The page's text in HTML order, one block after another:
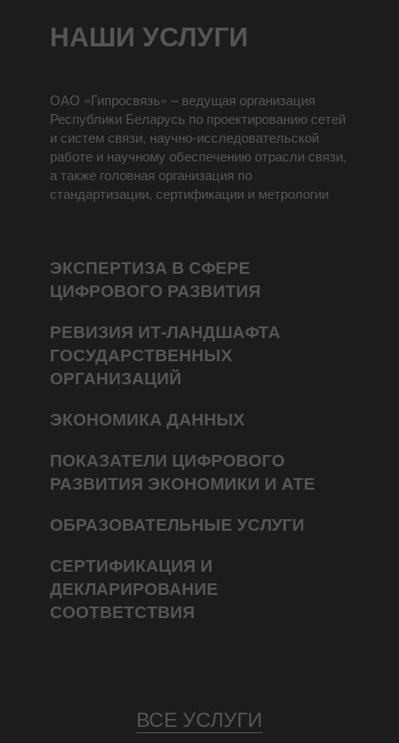
НАШИ УСЛУГИ
ОАО «Гипросвязь» – ведущая организация
Республики Беларусь по проектированию сетей
и систем связи, научно-исследовательской
работе и научному обеспечению отрасли связи,
а также головная организация по
стандартизации, сертификации и метрологии
ЭКСПЕРТИЗА В СФЕРЕ
ЦИФРОВОГО РАЗВИТИЯ
РЕВИЗИЯ ИТ-ЛАНДШАФТА
ГОСУДАРСТВЕННЫХ
ОРГАНИЗАЦИЙ
ЭКОНОМИКА ДАННЫХ
ПОКАЗАТЕЛИ ЦИФРОВОГО
РАЗВИТИЯ ЭКОНОМИКИ И АТЕ
ОБРАЗОВАТЕЛЬНЫЕ УСЛУГИ
СЕРТИФИКАЦИЯ И
ДЕКЛАРИРОВАНИЕ
СООТВЕТСТВИЯ
ВСЕ УСЛУГИ